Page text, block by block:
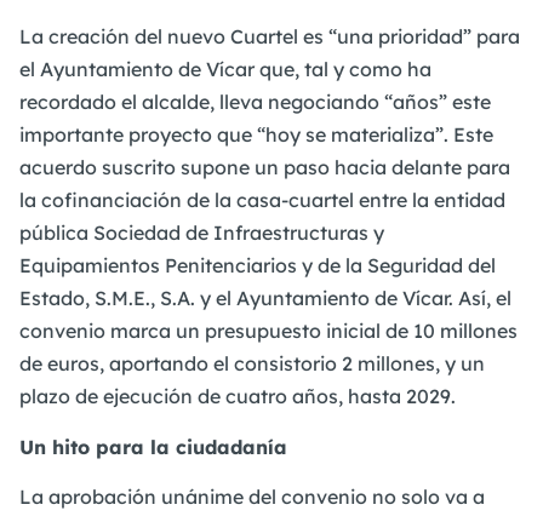
La creación del nuevo Cuartel es “una prioridad” para
el Ayuntamiento de Vícar que, tal y como ha
recordado el alcalde, lleva negociando “años” este
importante proyecto que “hoy se materializa”. Este
acuerdo suscrito supone un paso hacia delante para
la cofinanciación de la casa-cuartel entre la entidad
pública Sociedad de Infraestructuras y
Equipamientos Penitenciarios y de la Seguridad del
Estado, S.M.E., S.A. y el Ayuntamiento de Vícar. Así, el
convenio marca un presupuesto inicial de 10 millones
de euros, aportando el consistorio 2 millones, y un
plazo de ejecución de cuatro años, hasta 2029.
Un hito para la ciudadanía
La aprobación unánime del convenio no solo va a